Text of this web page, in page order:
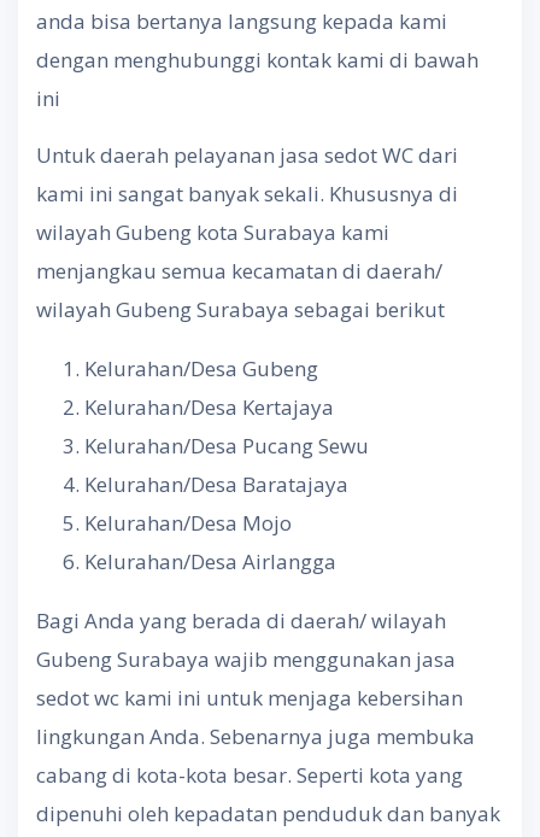
anda bisa bertanya langsung kepada kami
dengan menghubunggi kontak kami di bawah
ini
Untuk daerah pelayanan jasa sedot WC dari
kami ini sangat banyak sekali. Khususnya di
wilayah Gubeng kota Surabaya kami
menjangkau semua kecamatan di daerah/
wilayah Gubeng Surabaya sebagai berikut
Kelurahan/Desa Gubeng
Kelurahan/Desa Kertajaya
Kelurahan/Desa Pucang Sewu
Kelurahan/Desa Baratajaya
Kelurahan/Desa Mojo
Kelurahan/Desa Airlangga
Bagi Anda yang berada di daerah/ wilayah
Gubeng Surabaya wajib menggunakan jasa
sedot wc kami ini untuk menjaga kebersihan
lingkungan Anda. Sebenarnya juga membuka
cabang di kota-kota besar. Seperti kota yang
dipenuhi oleh kepadatan penduduk dan banyak